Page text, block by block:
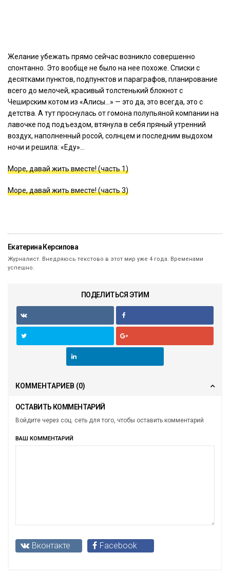
Желание убежать прямо сейчас возникло совершенно
спонтанно. Это вообще не было на нее похоже. Списки с
десятками пунктов, подпунктов и параграфов, планирование
всего до мелочей, красивый толстенький блокнот с
Чеширским котом из «Алисы…» — это да, это всегда, это с
детства. А тут проснулась от гомона полупьяной компании на
лавочке под подъездом, втянула в себя пряный утренний
воздух, наполненный росой, солнцем и последним выдохом
ночи и решила: «Еду»…
Море, давай жить вместе! (часть 1)
Море, давай жить вместе! (часть 3)
Екатерина Керсипова
Журналист. Внедряюсь текстово в этот мир уже 4 года. Временами
успешно.
ПОДЕЛИТЬСЯ ЭТИМ
КОММЕНТАРИЕВ (0)
ОСТАВИТЬ КОММЕНТАРИЙ
Войдите через соц. сеть для того, чтобы оставить комментарий
ВАШ КОММЕНТАРИЙ
Вконтакте Facebook